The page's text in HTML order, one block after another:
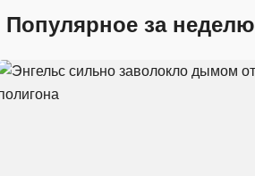
Популярное за неделю